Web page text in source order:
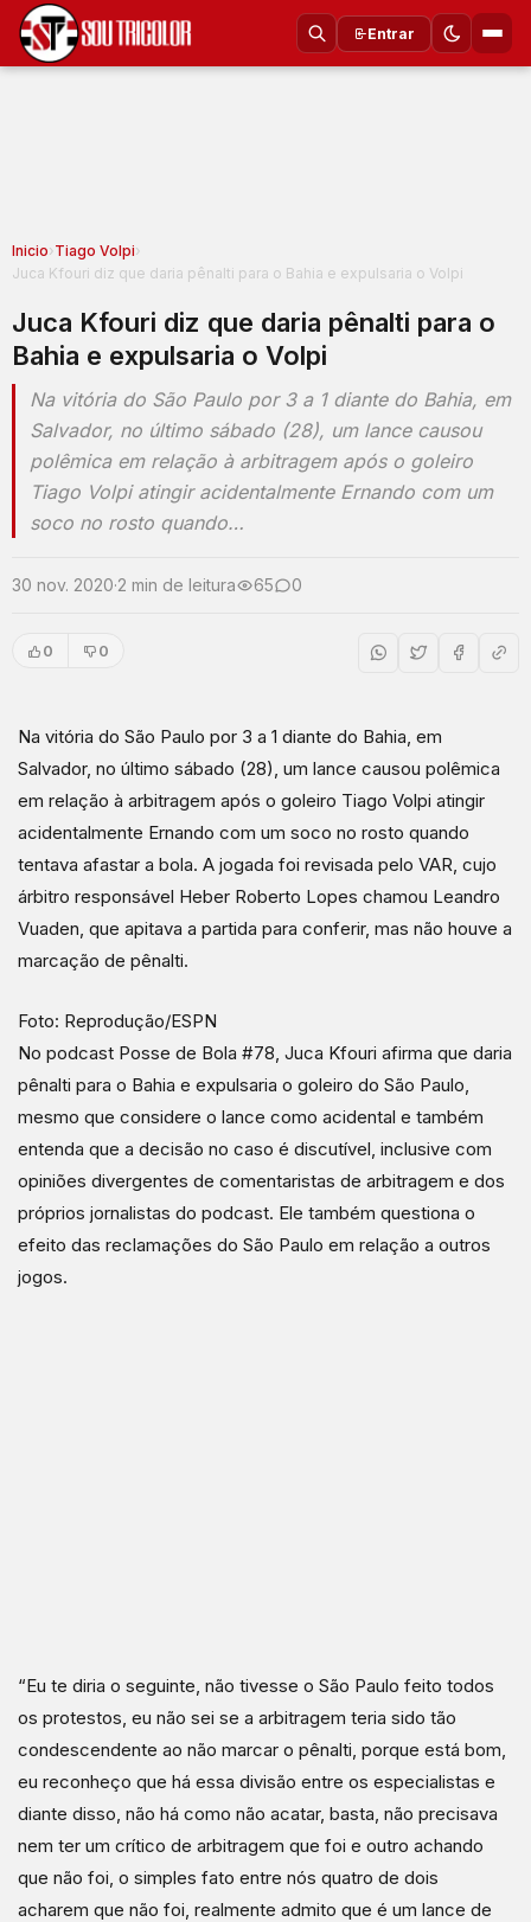
Entrar
Inicio›Tiago Volpi›
Juca Kfouri diz que daria pênalti para o Bahia e expulsaria o Volpi
Juca Kfouri diz que daria pênalti para o
Bahia e expulsaria o Volpi
Na vitória do São Paulo por 3 a 1 diante do Bahia, em
Salvador, no último sábado (28), um lance causou
polêmica em relação à arbitragem após o goleiro
Tiago Volpi atingir acidentalmente Ernando com um
soco no rosto quando…
30 nov. 2020·2 min de leitura 65 0
0 0
Na vitória do São Paulo por 3 a 1 diante do Bahia, em
Salvador, no último sábado (28), um lance causou polêmica
em relação à arbitragem após o goleiro Tiago Volpi atingir
acidentalmente Ernando com um soco no rosto quando
tentava afastar a bola. A jogada foi revisada pelo VAR, cujo
árbitro responsável Heber Roberto Lopes chamou Leandro
Vuaden, que apitava a partida para conferir, mas não houve a
marcação de pênalti.
Foto: Reprodução/ESPN
No podcast Posse de Bola #78, Juca Kfouri afirma que daria
pênalti para o Bahia e expulsaria o goleiro do São Paulo,
mesmo que considere o lance como acidental e também
entenda que a decisão no caso é discutível, inclusive com
opiniões divergentes de comentaristas de arbitragem e dos
próprios jornalistas do podcast. Ele também questiona o
efeito das reclamações do São Paulo em relação a outros
jogos.
“Eu te diria o seguinte, não tivesse o São Paulo feito todos
os protestos, eu não sei se a arbitragem teria sido tão
condescendente ao não marcar o pênalti, porque está bom,
eu reconheço que há essa divisão entre os especialistas e
diante disso, não há como não acatar, basta, não precisava
nem ter um crítico de arbitragem que foi e outro achando
que não foi, o simples fato entre nós quatro de dois
acharem que não foi, realmente admito que é um lance de